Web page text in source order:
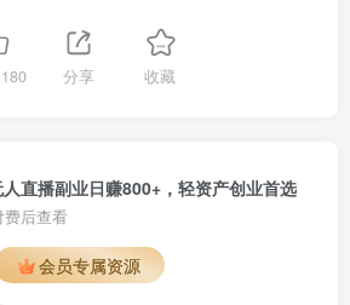
180 分享 收藏
直播副业日赚800+，轻资产创业首选
费后查看
会员专属资源